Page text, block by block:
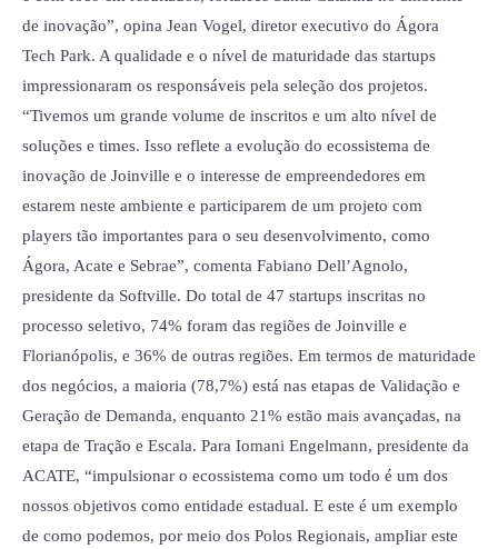
de inovação”, opina Jean Vogel, diretor executivo do Ágora
Tech Park. A qualidade e o nível de maturidade das startups
impressionaram os responsáveis pela seleção dos projetos.
“Tivemos um grande volume de inscritos e um alto nível de
soluções e times. Isso reflete a evolução do ecossistema de
inovação de Joinville e o interesse de empreendedores em
estarem neste ambiente e participarem de um projeto com
players tão importantes para o seu desenvolvimento, como
Ágora, Acate e Sebrae”, comenta Fabiano Dell’Agnolo,
presidente da Softville. Do total de 47 startups inscritas no
processo seletivo, 74% foram das regiões de Joinville e
Florianópolis, e 36% de outras regiões. Em termos de maturidade
dos negócios, a maioria (78,7%) está nas etapas de Validação e
Geração de Demanda, enquanto 21% estão mais avançadas, na
etapa de Tração e Escala. Para Iomani Engelmann, presidente da
ACATE, “impulsionar o ecossistema como um todo é um dos
nossos objetivos como entidade estadual. E este é um exemplo
de como podemos, por meio dos Polos Regionais, ampliar este